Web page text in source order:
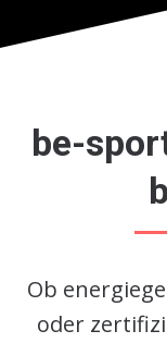
be-
Ob
oder